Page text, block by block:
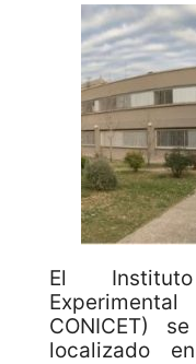
El
CONICET)
localizado